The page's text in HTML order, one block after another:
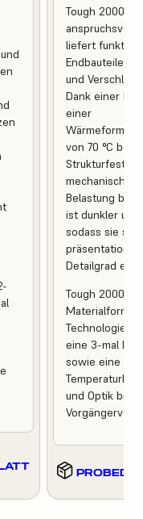
Tough 2000
liefert
Endbauteile,
und
Dank einer
einer
von 70 °C
mechanischer
Belastung bei.
ist dunkler
sodass sie
Detailgrad
Tough 2000
Technologie
eine 3-mal
sowie eine
und Optik